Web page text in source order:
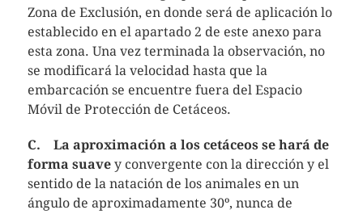
Zona de Exclusión, en donde será de aplicación lo
establecido en el apartado 2 de este anexo para
esta zona. Una vez terminada la observación, no
se modificará la velocidad hasta que la
embarcación se encuentre fuera del Espacio
Móvil de Protección de Cetáceos.
C.
La aproximación a los cetáceos se hará de
forma suavey convergente con la dirección y el
sentido de la natación de los animales en un
ángulo de aproximadamente 30º, nunca de